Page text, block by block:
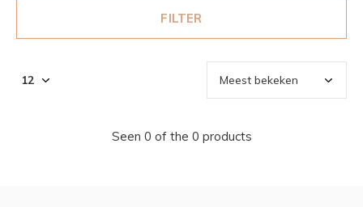
FILTER
Seen 0 of the 0 products